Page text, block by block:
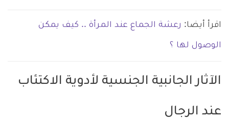
اقرأ أيضا: رعشة الجماع عند المرأة .. كيف يمكن
الوصول لها ؟
الآثار الجانبية الجنسية لأدوية الاكتئاب
عند الرجال